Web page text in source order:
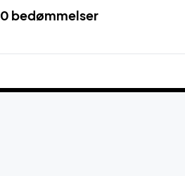
0 bedømmelser